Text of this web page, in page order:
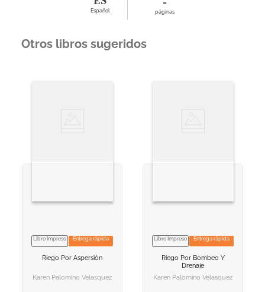
Español páginas
Otros libros sugeridos
NO DISPONIBLE
Libro Impreso Entrega rápida
Riego Por Aspersión
Karen Palomino Velasquez
NO DISPONIBLE
AGREGAR AL
Libro Impreso Entrega rápida
Riego Por Bombeo Y
Drenaje
Karen Palomino Velasquez